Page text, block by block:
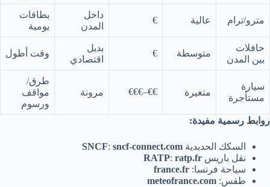
مترو/ترام عالية €
داخل
المدن
بطاقات
يومية
حافلات
بين المدن
متوسطة €
بديل
اقتصادي
وقت أطول
سيارة
مستأجرة
متغيرة €€–€€€ مرونة
طرق/
مواقف
ورسوم
روابط رسمية مفيدة:
السكك الحديدية SNCF: sncf-connect.com
نقل باريس
RATP: ratp.fr
سياحة فرنسا: france.fr
طقس: meteofrance.com